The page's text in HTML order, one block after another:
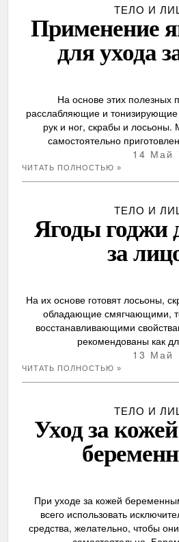
ТЕЛО И
Применение
для ухода
На основе этих полезных
расслабляющие и
рук и ног, скрабы и
самостоятельно
14 Май
ЧИТАТЬ ПОЛНОСТЬЮ »
ТЕЛО И
Ягоды годжи
за
На их основе готовят лосьоны,
обладающие смягчающими,
восстанавливающими
рекомендованы как
13 Май
ЧИТАТЬ ПОЛНОСТЬЮ »
ТЕЛО И
Уход за
При уходе за кожей
всего использовать
средства, желательно, чтобы